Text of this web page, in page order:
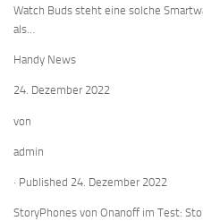
Watch Buds steht eine solche
als…
Handy News
24. Dezember 2022
von
admin
· Published 24. Dezember 2022
StoryPhones von Onanoff im Test: